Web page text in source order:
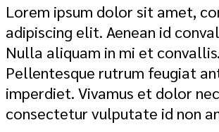
Lorem ipsum dolor sit amet,
adipiscing elit. Aenean id
Nulla aliquam in mi et convallis.
Pellentesque rutrum feugiat
imperdiet. Vivamus et dolor
consectetur vulputate id non